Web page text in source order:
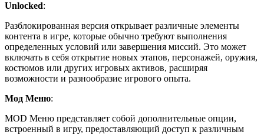
Unlocked:
Разблокированная версия открывает различные элементы
контента в игре, которые обычно требуют выполнения
определенных условий или завершения миссий. Это может
включать в себя открытие новых этапов, персонажей, оружия,
костюмов или других игровых активов, расширяя
возможности и разнообразие игрового опыта.
Мод Меню:
MOD Меню представляет собой дополнительные опции,
встроенный в игру, предоставляющий доступ к различным